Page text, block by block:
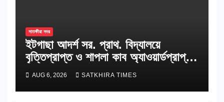
সাতক্ষীরা সদর
ইটগাছা আদর্শ সর. প্রাথ. বিদ্যালয়ে
বৃত্তিপ্রাপ্ত ও শাপলা কাব অ্যাওয়ার্ডপ্রাপ্ত
শিক্ষার্থীদের সংবর্ধনা
AUG 6, 2026 SATKHIRA TIMES